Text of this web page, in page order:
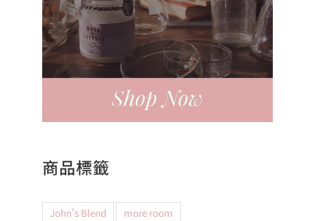
商品標籤
John's Blend
more room